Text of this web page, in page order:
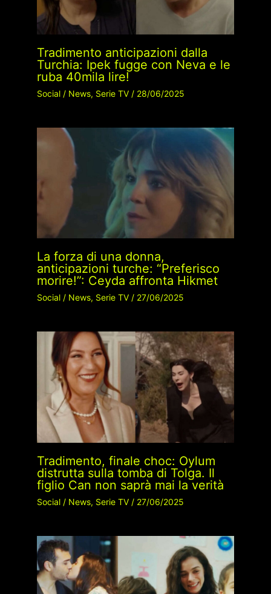
Tradimento anticipazioni dalla
Turchia: Ipek fugge con Neva e le
ruba 40mila lire!
Social/ News, Serie TV/ 28/06/2025
La forza di una donna,
anticipazioni turche: “Preferisco
morire!”: Ceyda affronta Hikmet
Social/ News, Serie TV/ 27/06/2025
Tradimento, finale choc: Oylum
distrutta sulla tomba di Tolga. Il
figlio Can non saprà mai la verità
Social/ News, Serie TV/ 27/06/2025